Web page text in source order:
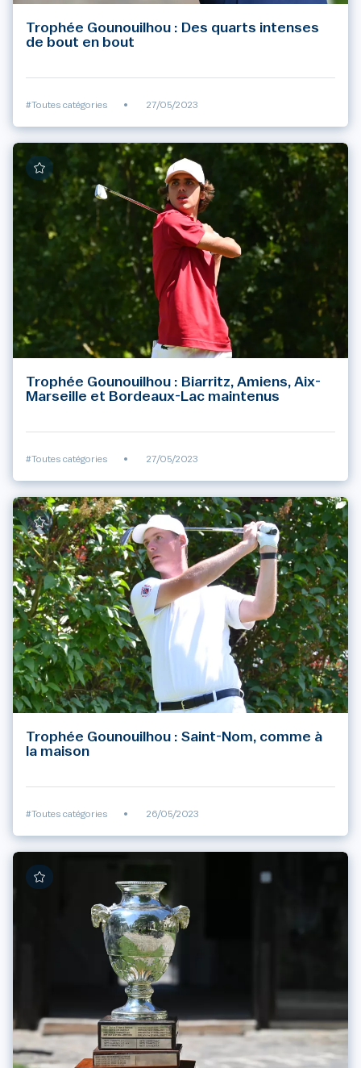
Trophée Gounouilhou : Des quarts intenses
de bout en bout
#Toutes catégories • 27/05/2023
Trophée Gounouilhou : Biarritz, Amiens, Aix-
Marseille et Bordeaux-Lac maintenus
#Toutes catégories • 27/05/2023
Trophée Gounouilhou : Saint-Nom, comme à
la maison
#Toutes catégories • 26/05/2023